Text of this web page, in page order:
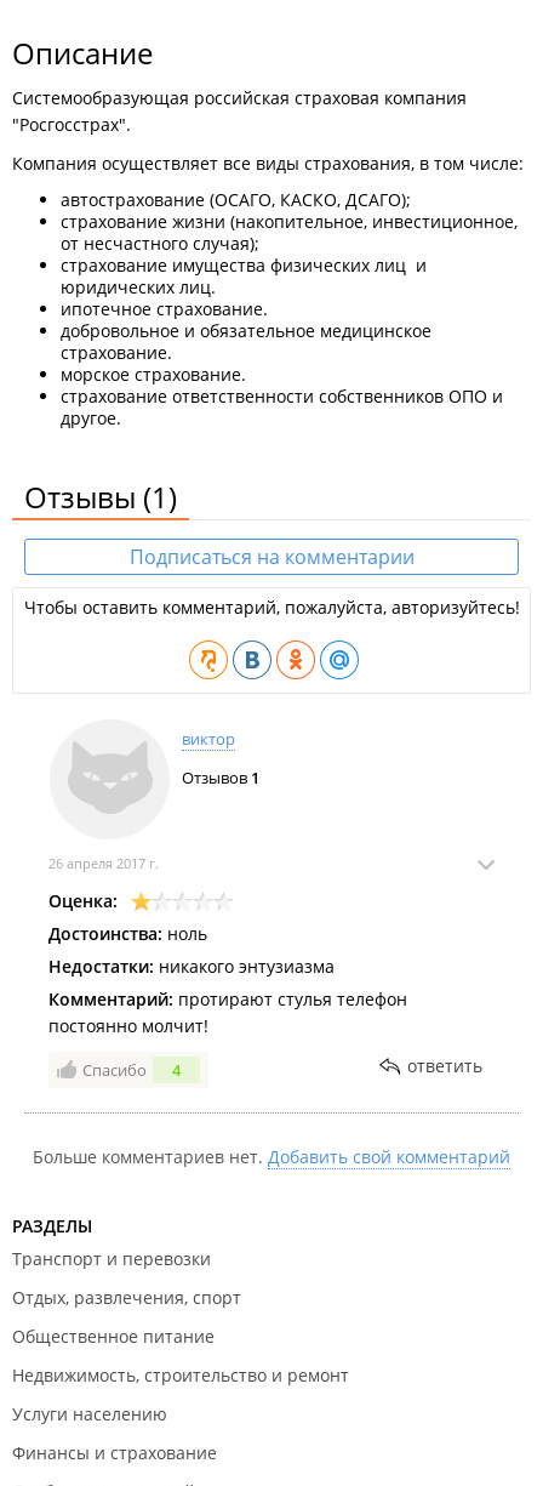
Описание
Системообразующая российская страховая компания
"Росгосстрах".
Компания осуществляет все виды страхования, в том числе:
автострахование (ОСАГО, КАСКО, ДСАГО);
страхование жизни (накопительное, инвестиционное,
от несчастного случая);
страхование имущества физических лиц и
юридических лиц.
ипотечное страхование.
добровольное и обязательное медицинское
страхование.
морское страхование.
страхование ответственности собственников ОПО и
другое.
Отзывы (1)
Подписаться на комментарии
Чтобы оставить комментарий, пожалуйста, авторизуйтесь!
виктор
Отзывов 1
26 апреля 2017 г.
Оценка:
Достоинства: ноль
Недостатки: никакого энтузиазма
Комментарий: протирают стулья телефон
постоянно молчит!
Спасибо 4 ответить
Больше комментариев нет. Добавить свой комментарий
РАЗДЕЛЫ
Транспорт и перевозки
Отдых, развлечения, спорт
Общественное питание
Недвижимость, строительство и ремонт
Услуги населению
Финансы и страхование